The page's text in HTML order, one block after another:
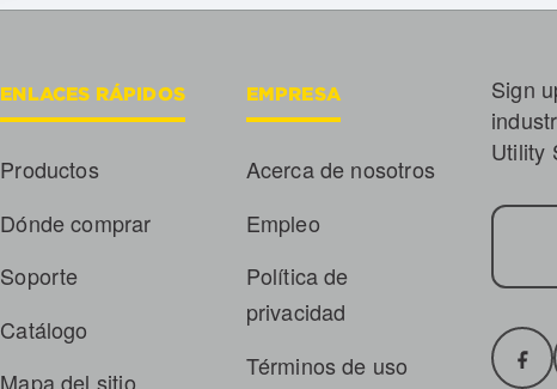
ENLACES RÁPIDOS
Productos
Dónde comprar
Soporte
Catálogo
Mapa del sitio
EMPRESA
Acerca de nosotros
Empleo
Política de
privacidad
Términos de uso
Sign
Utility